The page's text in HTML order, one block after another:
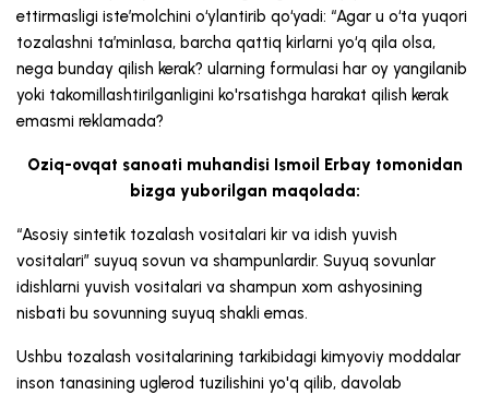
ettirmasligi iste’molchini o‘ylantirib qo‘yadi: “Agar u o‘ta yuqori
tozalashni ta’minlasa, barcha qattiq kirlarni yo‘q qila olsa,
nega bunday qilish kerak? ularning formulasi har oy yangilanib
yoki takomillashtirilganligini ko'rsatishga harakat qilish kerak
emasmi reklamada?
Oziq-ovqat sanoati muhandisi Ismoil Erbay tomonidan
bizga yuborilgan maqolada:
“Asosiy sintetik tozalash vositalari kir va idish yuvish
vositalari” suyuq sovun va shampunlardir. Suyuq sovunlar
idishlarni yuvish vositalari va shampun xom ashyosining
nisbati bu sovunning suyuq shakli emas.
Ushbu tozalash vositalarining tarkibidagi kimyoviy moddalar
inson tanasining uglerod tuzilishini yo'q qilib, davolab